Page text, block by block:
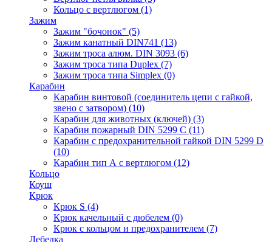
Кольцо с вертлюгом (1)
Зажим
Зажим "бочонок" (5)
Зажим канатный DIN741 (13)
Зажим троса алюм. DIN 3093 (6)
Зажим троса типа Duplex (7)
Зажим троса типа Simplex (0)
Карабин
Карабин винтовой (соединитель цепи с гайкой,
звено с затвором) (10)
Карабин для животных (ключей) (3)
Карабин пожарный DIN 5299 C (11)
Карабин с предохранительной гайкой DIN 5299 D
(10)
Карабин тип А с вертлюгом (12)
Кольцо
Коуш
Крюк
Крюк S (4)
Крюк качельный с дюбелем (0)
Крюк с кольцом и предохранителем (7)
Лебедка